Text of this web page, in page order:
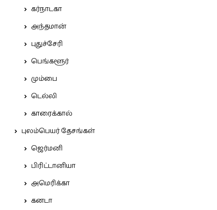
கர்நாடகா
அந்தமான்
புதுச்சேரி
பெங்களூர்
மும்பை
டெல்லி
காரைக்கால்
புலம்பெயர் தேசங்கள்
ஜெர்மனி
பிரிட்டானியா
அமெரிக்கா
கனடா